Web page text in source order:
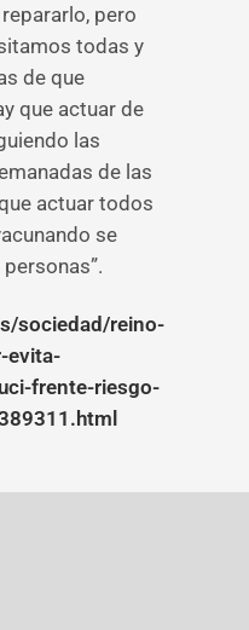
pero
todas y
de que
que actuar de
las
de las
actuar todos
se
sociedad/reino-
evita-
frente-riesgo-